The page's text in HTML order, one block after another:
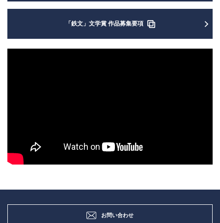
「鉄文」文学賞 作品募集要項
お問い合わせ